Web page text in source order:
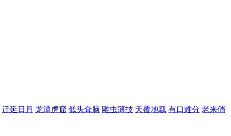
迁延日月 龙潭虎窟 低头耷脑 雕虫薄技 天覆地载 有口难分 老来俏